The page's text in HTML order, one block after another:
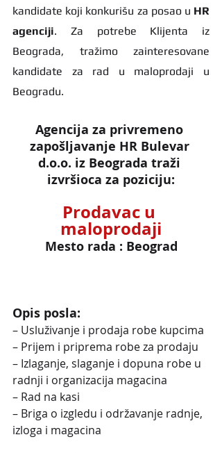
kandidate koji konkurišu za posao u HR
agenciji. Za potrebe Klijenta iz
Beograda, tražimo zainteresovane
kandidate za rad u maloprodaji u
Beogradu.
Agencija za privremeno
zapošljavanje HR Bulevar
d.o.o. iz Beograda traži
izvršioca za poziciju:
Prodavac u
maloprodaji
Mesto rada : Beograd
Opis posla:
– Usluživanje i prodaja robe kupcima
– Prijem i priprema robe za prodaju
– Izlaganje, slaganje i dopuna robe u
radnji i organizacija magacina
– Rad na kasi
– Briga o izgledu i održavanje radnje,
izloga i magacina